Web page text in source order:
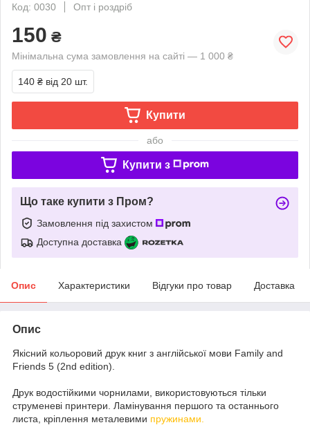
Код: 0030
Опт і роздріб
150 ₴
Мінімальна сума замовлення на сайті — 1 000 ₴
140 ₴ від 20 шт.
Купити
або
Купити з
Що таке купити з Пром?
Замовлення під захистом
Доступна доставка
Опис Характеристики Відгуки про товар Доставка
Опис
Якісний кольоровий друк книг з англійської мови Family and
Friends 5 (2nd edition).
Друк водостійкими чорнилами, використовуються тільки
струменеві принтери. Ламінування першого та останнього
листа, кріплення металевими пружинами.